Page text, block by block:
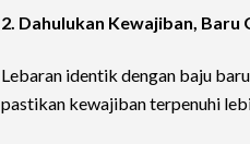
2. Dahulukan Kewajiban, Baru
Lebaran identik dengan baju
pastikan kewajiban terpenuhi